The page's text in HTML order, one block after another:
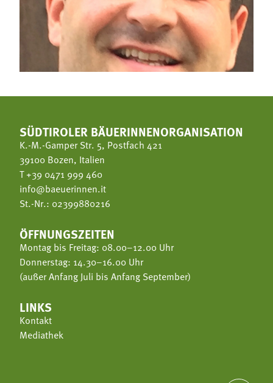
SÜDTIROLER BÄUERINNENORGANISATION
K.-M.-Gamper Str. 5, Postfach 421
39100 Bozen, Italien
T+39 0471 999 460
info@baeuerinnen.it
St.-Nr.: 02399880216
ÖFFNUNGSZEITEN
Montag bis Freitag: 08.00–12.00 Uhr
Donnerstag: 14.30–16.00 Uhr
(außer Anfang Juli bis Anfang September)
LINKS
Kontakt
Mediathek